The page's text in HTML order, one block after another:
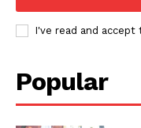
I've read and accept
Popular